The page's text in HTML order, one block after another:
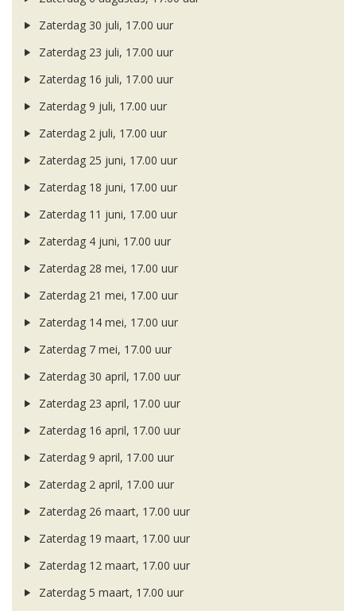
Zaterdag 30 juli, 17.00 uur
Zaterdag 23 juli, 17.00 uur
Zaterdag 16 juli, 17.00 uur
Zaterdag 9 juli, 17.00 uur
Zaterdag 2 juli, 17.00 uur
Zaterdag 25 juni, 17.00 uur
Zaterdag 18 juni, 17.00 uur
Zaterdag 11 juni, 17.00 uur
Zaterdag 4 juni, 17.00 uur
Zaterdag 28 mei, 17.00 uur
Zaterdag 21 mei, 17.00 uur
Zaterdag 14 mei, 17.00 uur
Zaterdag 7 mei, 17.00 uur
Zaterdag 30 april, 17.00 uur
Zaterdag 23 april, 17.00 uur
Zaterdag 16 april, 17.00 uur
Zaterdag 9 april, 17.00 uur
Zaterdag 2 april, 17.00 uur
Zaterdag 26 maart, 17.00 uur
Zaterdag 19 maart, 17.00 uur
Zaterdag 12 maart, 17.00 uur
Zaterdag 5 maart, 17.00 uur